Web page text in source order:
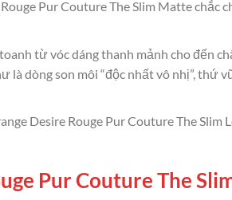
Pur Couture The Slim Matte chắc
từ vóc dáng thanh mảnh cho đến
là dòng son môi “độc nhất vô nhị”, thứ
Desire Rouge Pur Couture The
Pur Couture The